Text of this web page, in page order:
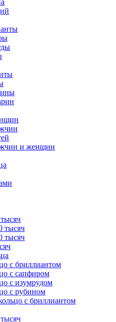
и женщин
тысяч
тысяч
с бриллиантом
с сапфиром
с изумрудом
с рубином
с бриллиантом